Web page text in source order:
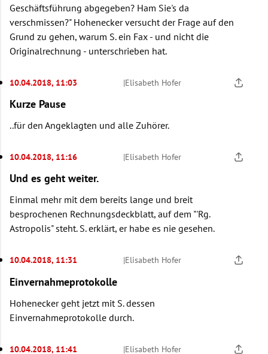
Geschäftsführung abgegeben? Ham Sie's da
verschmissen?" Hohenecker versucht der Frage auf den
Grund zu gehen, warum S. ein Fax - und nicht die
Originalrechnung - unterschrieben hat.
10.04.2018, 11:03 |Elisabeth Hofer
Kurze Pause
..für den Angeklagten und alle Zuhörer.
10.04.2018, 11:16 |Elisabeth Hofer
Und es geht weiter.
Einmal mehr mit dem bereits lange und breit
besprochenen Rechnungsdeckblatt, auf dem "'Rg.
Astropolis" steht. S. erklärt, er habe es nie gesehen.
10.04.2018, 11:31 |Elisabeth Hofer
Einvernahmeprotokolle
Hohenecker geht jetzt mit S. dessen
Einvernahmeprotokolle durch.
10.04.2018, 11:41 |Elisabeth Hofer